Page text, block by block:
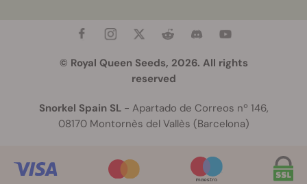
© Royal Queen Seeds, 2026. All rights
reserved
Snorkel Spain SL- Apartado de Correos nº 146,
08170 Montornès del Vallès (Barcelona)